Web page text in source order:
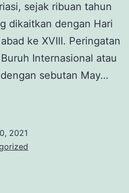
sejak ribuan tahun
dikaitkan dengan Hari
ke XVIII. Peringatan
Internasional atau
sebutan May…
2021